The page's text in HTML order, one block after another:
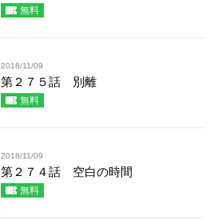
無料
2018/11/09
第２７５話 別離
無料
2018/11/09
第２７４話 空白の時間
無料